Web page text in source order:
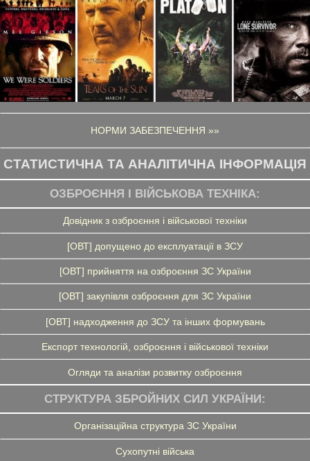
НОРМИ ЗАБЕЗПЕЧЕННЯ »»
СТАТИСТИЧНА ТА АНАЛІТИЧНА ІНФОРМАЦІЯ
ОЗБРОЄННЯ І ВІЙСЬКОВА ТЕХНІКА:
Довідник з озброєння і військової техніки
[ОВТ] допущено до експлуатації в ЗСУ
[ОВТ] прийняття на озброєння ЗС України
[ОВТ] закупівля озброєння для ЗС України
[ОВТ] надходження до ЗСУ та інших формувань
Експорт технологій, озброєння і військової техніки
Огляди та аналізи розвитку озброєння
СТРУКТУРА ЗБРОЙНИХ СИЛ УКРАЇНИ:
Організаційна структура ЗС України
Сухопутні війська